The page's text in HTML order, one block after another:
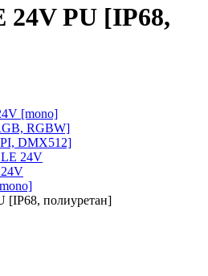
24V PU [IP68,
[mono]
RGBW]
DMX512]
24V
[IP68, полиуретан]